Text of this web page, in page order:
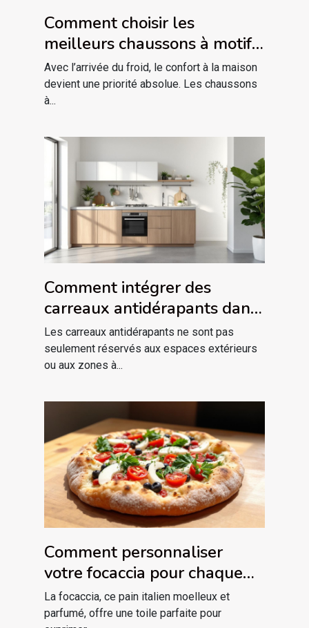
Comment choisir les
meilleurs chaussons à motif
de chat pour l'hiver ?
Avec l’arrivée du froid, le confort à la maison
devient une priorité absolue. Les chaussons
à...
Comment intégrer des
carreaux antidérapants dans
votre décor intérieur ?
Les carreaux antidérapants ne sont pas
seulement réservés aux espaces extérieurs
ou aux zones à...
Comment personnaliser
votre focaccia pour chaque
saison ?
La focaccia, ce pain italien moelleux et
parfumé, offre une toile parfaite pour